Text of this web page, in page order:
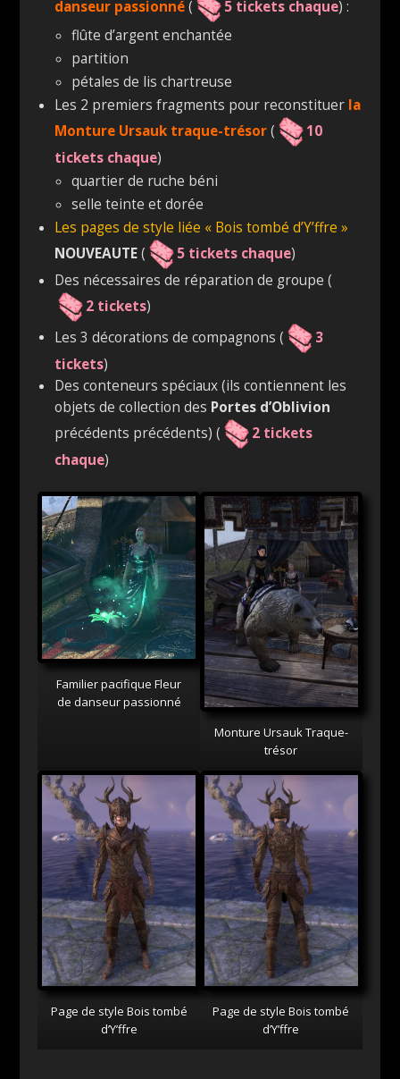
danseur passionné( 5 tickets chaque) :
flûte d’argent enchantée
partition
pétales de lis chartreuse
Les 2 premiers fragments pour reconstituer la
Monture Ursauk traque-trésor (
10
tickets chaque)
quartier de ruche béni
selle teinte et dorée
Les pages de style liée « Bois tombé d’Y’ffre »
NOUVEAUTE( 5 tickets chaque)
Des nécessaires de réparation de groupe (
2 tickets)
Les 3 décorations de compagnons (
3
tickets)
Des conteneurs spéciaux (ils contiennent les
objets de collection des Portes d’Oblivion
précédents précédents) (
2 tickets
chaque)
Familier pacifique Fleur
de danseur passionné
Monture Ursauk Traque-
trésor
Page de style Bois tombé
d’Y’ffre
Page de style Bois tombé
d’Y’ffre